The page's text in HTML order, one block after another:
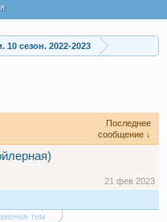
10 сезон. 2022-2023
Последнее
сообщение ↓
21 фев 2023
тем